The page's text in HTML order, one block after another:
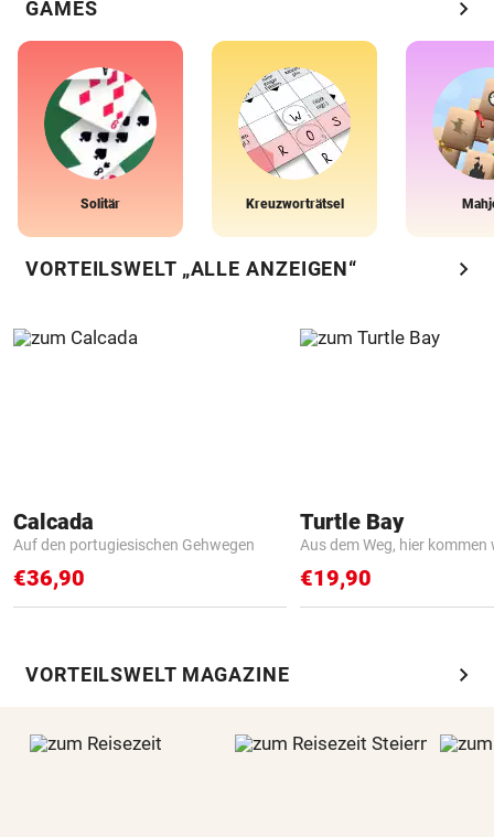
GAMES chevron_right
Solitär Kreuzworträtsel
VORTEILSWELT „ALLE ANZEIGEN“ chevron_right
Calcada
Auf den portugiesischen Gehwegen
€36,90
Turtle Bay
Aus dem Weg, hier kommen
€19,90
VORTEILSWELT MAGAZINE chevron_right